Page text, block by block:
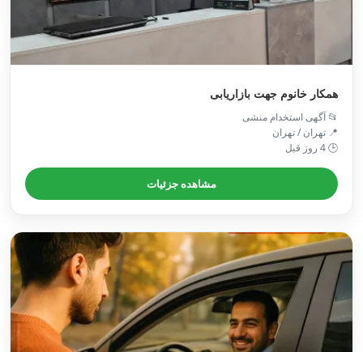
همکار خانوم جهت بازاریابی
📂 آگهی استخدام منشی
📍 تهران / تهران
🕒 4 روز قبل
مشاهده جزئیات